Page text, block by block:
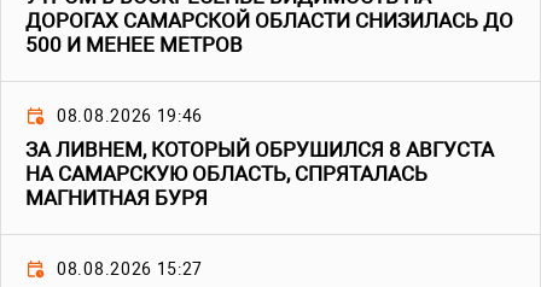
ДОРОГАХ САМАРСКОЙ ОБЛАСТИ СНИЗИЛАСЬ ДО
500 И МЕНЕЕ МЕТРОВ
08.08.2026 19:46
ЗА ЛИВНЕМ, КОТОРЫЙ ОБРУШИЛСЯ 8 АВГУСТА
НА САМАРСКУЮ ОБЛАСТЬ, СПРЯТАЛАСЬ
МАГНИТНАЯ БУРЯ
08.08.2026 15:27